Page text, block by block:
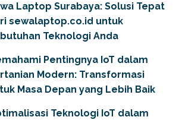
Laptop Surabaya: Solusi Tepat
sewalaptop.co.id untuk
Teknologi Anda
Pentingnya IoT dalam
Modern: Transformasi
Masa Depan yang Lebih Baik
Teknologi IoT dalam